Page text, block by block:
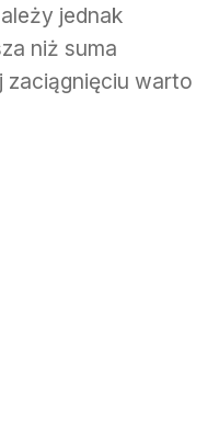
jednak
niż suma
warto